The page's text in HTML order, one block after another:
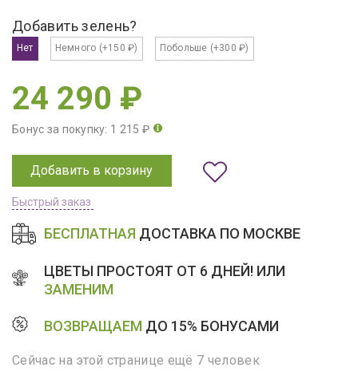
Добавить зелень?
Нет Немного (+150 ₽) Побольше (+300 ₽)
24 290 ₽
Бонус за покупку: 1 215 ₽
Добавить в корзину
Быстрый заказ
БЕСПЛАТНАЯ ДОСТАВКА ПО МОСКВЕ
ЦВЕТЫ ПРОСТОЯТ ОТ 6 ДНЕЙ! ИЛИ
ЗАМЕНИМ
ВОЗВРАЩАЕМ ДО 15% БОНУСАМИ
Сейчас на этой странице ещё 7 человек